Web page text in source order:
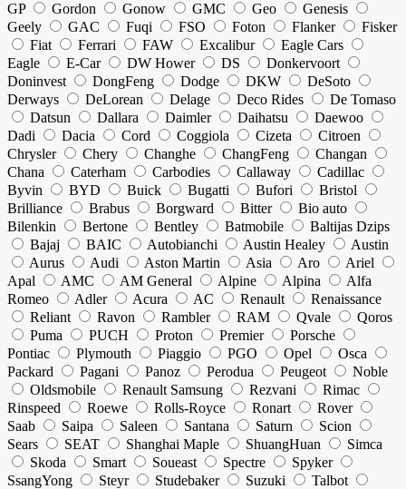
GP
Gordon Gonow GMC Geo
Genesis
Geely
GAC Fuqi FSO Foton Flanker
Fisker
Fiat
Ferrari FAW Excalibur
Eagle Cars
Eagle
E-Car DW Hower DS
Donkervoort
Doninvest
DongFeng Dodge DKW
DeSoto
Derways
DeLorean Delage Deco Rides
De Tomaso
Datsun
Dallara Daimler Daihatsu
Daewoo
Dadi
Dacia Cord Coggiola Cizeta
Citroen
Chrysler
Chery Changhe ChangFeng
Changan
Chana
Caterham Carbodies Callaway
Cadillac
Byvin
BYD Buick Bugatti Bufori
Bristol
Brilliance
Brabus Borgward Bitter
Bio auto
Bilenkin
Bertone Bentley Batmobile
Baltijas Dzips
Bajaj
BAIC Autobianchi Austin Healey
Austin
Aurus
Audi Aston Martin Asia Aro
Ariel
Apal
AMC AM General Alpine Alpina
Alfa
Romeo
Adler Acura AC Renault
Renaissance
Reliant
Ravon Rambler RAM Qvale
Qoros
Puma
PUCH Proton Premier
Porsche
Pontiac
Plymouth Piaggio PGO Opel
Osca
Packard
Pagani Panoz Perodua Peugeot
Noble
Oldsmobile
Renault Samsung Rezvani
Rimac
Rinspeed
Roewe Rolls-Royce Ronart
Rover
Saab
Saipa Saleen Santana Saturn
Scion
Sears
SEAT Shanghai Maple ShuangHuan
Simca
Skoda
Smart Soueast Spectre
Spyker
SsangYong
Steyr Studebaker Suzuki
Talbot